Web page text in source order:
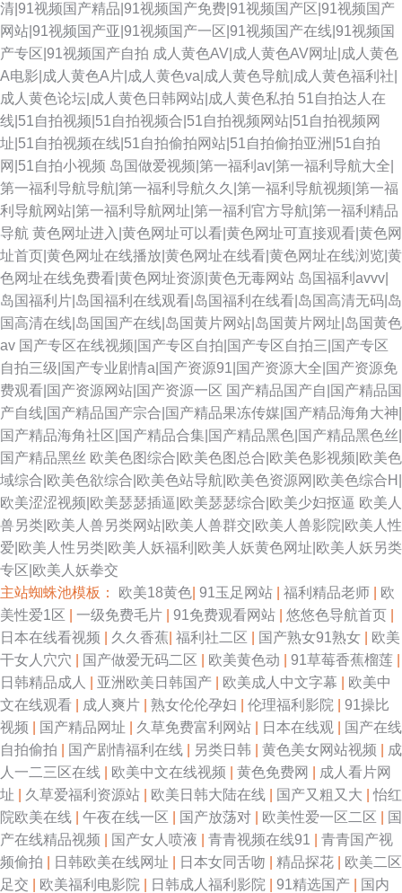
清|91视频国产精品|91视频国产免费|91视频国产区|91视频国产
网站|91视频国产亚|91视频国产一区|91视频国产在线|91视频国
产专区|91视频国产自拍 成人黄色AV|成人黄色AV网址|成人黄色
A电影|成人黄色A片|成人黄色va|成人黄色导航|成人黄色福利社|
成人黄色论坛|成人黄色日韩网站|成人黄色私拍 51自拍达人在
线|51自拍视频|51自拍视频合|51自拍视频网站|51自拍视频网
址|51自拍视频在线|51自拍偷拍网站|51自拍偷拍亚洲|51自拍
网|51自拍小视频 岛国做爱视频|第一福利av|第一福利导航大全|
第一福利导航导航|第一福利导航久久|第一福利导航视频|第一福
利导航网站|第一福利导航网址|第一福利官方导航|第一福利精品
导航 黄色网址进入|黄色网址可以看|黄色网址可直接观看|黄色网
址首页|黄色网址在线播放|黄色网址在线看|黄色网址在线浏览|黄
色网址在线免费看|黄色网址资源|黄色无毒网站 岛国福利avvv|
岛国福利片|岛国福利在线观看|岛国福利在线看|岛国高清无码|岛
国高清在线|岛国国产在线|岛国黄片网站|岛国黄片网址|岛国黄色
av 国产专区在线视频|国产专区自拍|国产专区自拍三|国产专区
自拍三级|国产专业剧情a|国产资源91|国产资源大全|国产资源免
费观看|国产资源网站|国产资源一区 国产精品国产自|国产精品国
产自线|国产精品国产宗合|国产精品果冻传媒|国产精品海角大神|
国产精品海角社区|国产精品合集|国产精品黑色|国产精品黑色丝|
国产精品黑丝 欧美色图综合|欧美色图总合|欧美色影视频|欧美色
域综合|欧美色欲综合|欧美色站导航|欧美色资源网|欧美色综合H|
欧美涩涩视频|欧美瑟瑟插逼|欧美瑟瑟综合|欧美少妇抠逼 欧美人
兽另类|欧美人兽另类网站|欧美人兽群交|欧美人兽影院|欧美人性
爱|欧美人性另类|欧美人妖福利|欧美人妖黄色网址|欧美人妖另类
专区|欧美人妖拳交
主站蜘蛛池模板： 欧美18黄色 91玉足网站 福利精品老师
欧
美性爱1区
一级免费毛片 91免费观看网站 悠悠色导航首页
日本在线看视频
久久香蕉 福利社二区 国产熟女91熟女
欧美
干女人穴穴
国产做爱无码二区 欧美黄色动 91草莓香蕉榴莲
日韩精品成人
亚洲欧美日韩国产 欧美成人中文字幕
欧美中
文在线观看
成人爽片 熟女伦伦孕妇 伦理福利影院
91操比
视频
国产精品网址 久草免费富利网站 日本在线观
国产在线
自拍偷拍
国产剧情福利在线 另类日韩 黄色美女网站视频
成
人一二三区在线
欧美中文在线视频 黄色免费网
成人看片网
址
久草爱福利资源站 欧美日韩大陆在线 国产又粗又大 |怡红
院欧美在线
午夜在线一区 国产放荡对 欧美性爱一区二区
国
产在线精品视频
国产女人喷液 青青视频在线91
青青国产视
频偷拍
日韩欧美在线网址 日本女同舌吻 精品探花
欧美二区
足交
欧美福利电影院 日韩成人福利影院 91精选国产
国内